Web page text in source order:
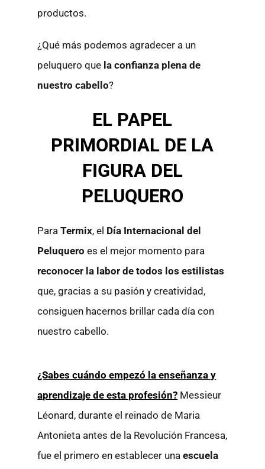
productos.
¿Qué más podemos agradecer a un
peluquero que la confianza plena de
nuestro cabello?
EL PAPEL
PRIMORDIAL DE LA
FIGURA DEL
PELUQUERO
ParaTermix, el Día Internacional del
Peluquero es el mejor momento para
reconocer la labor de todos los estilistas
que, gracias a su pasión y creatividad,
consiguen hacernos brillar cada día con
nuestro cabello.
¿Sabes cuándo empezó la enseñanza y
aprendizaje de esta profesión? Messieur
Léonard, durante el reinado de Maria
Antonieta antes de la Revolución Francesa,
fue el primero en establecer unaescuela